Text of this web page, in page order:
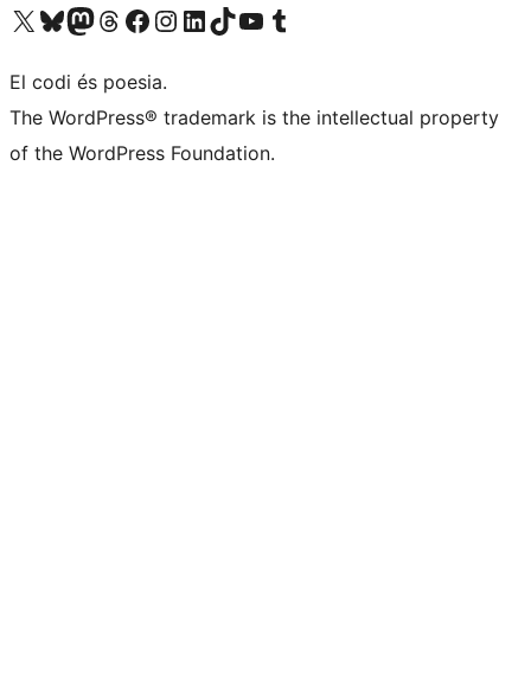
Visiteu el nostre compte X (abans Twitter)
Visiteu el nostre compte de Bluesky
Visiteu el nostre compte al Mastodon
Visiteu el nostre compte de Threads
Visiteu la nostra pàgina al Facebook
Visiteu el nostre compte d'Instagram
Visiteu el nostre compte de LinkedIn
Visiteu el nostre compte de TikTok
Visiteu el nostre canal al YouTube
Visiteu el nostre compte de Tumblr
El codi és poesia.
The WordPress® trademark is the intellectual property
of the WordPress Foundation.